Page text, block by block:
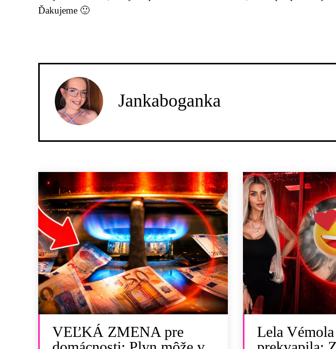
Ďakujeme 🙂
Jankaboganka
VEĽKÁ ZMENA pre
Lela